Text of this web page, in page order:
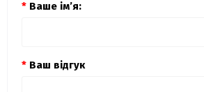
Ваше ім’я:
Ваш відгук